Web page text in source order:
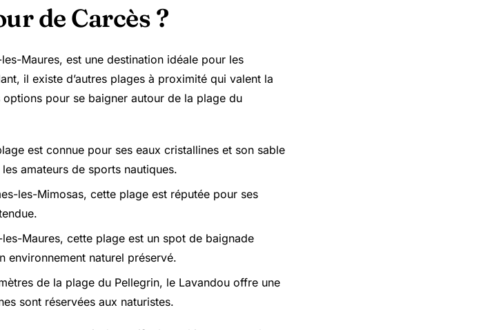
de Carcès ?
Maures, est une destination idéale pour les
il existe d’autres plages à proximité qui valent la
pour se baigner autour de la plage du
est connue pour ses eaux cristallines et son sable
amateurs de sports nautiques.
les-Mimosas, cette plage est réputée pour ses
Maures, cette plage est un spot de baignade
environnement naturel préservé.
de la plage du Pellegrin, le Lavandou offre une
sont réservées aux naturistes.